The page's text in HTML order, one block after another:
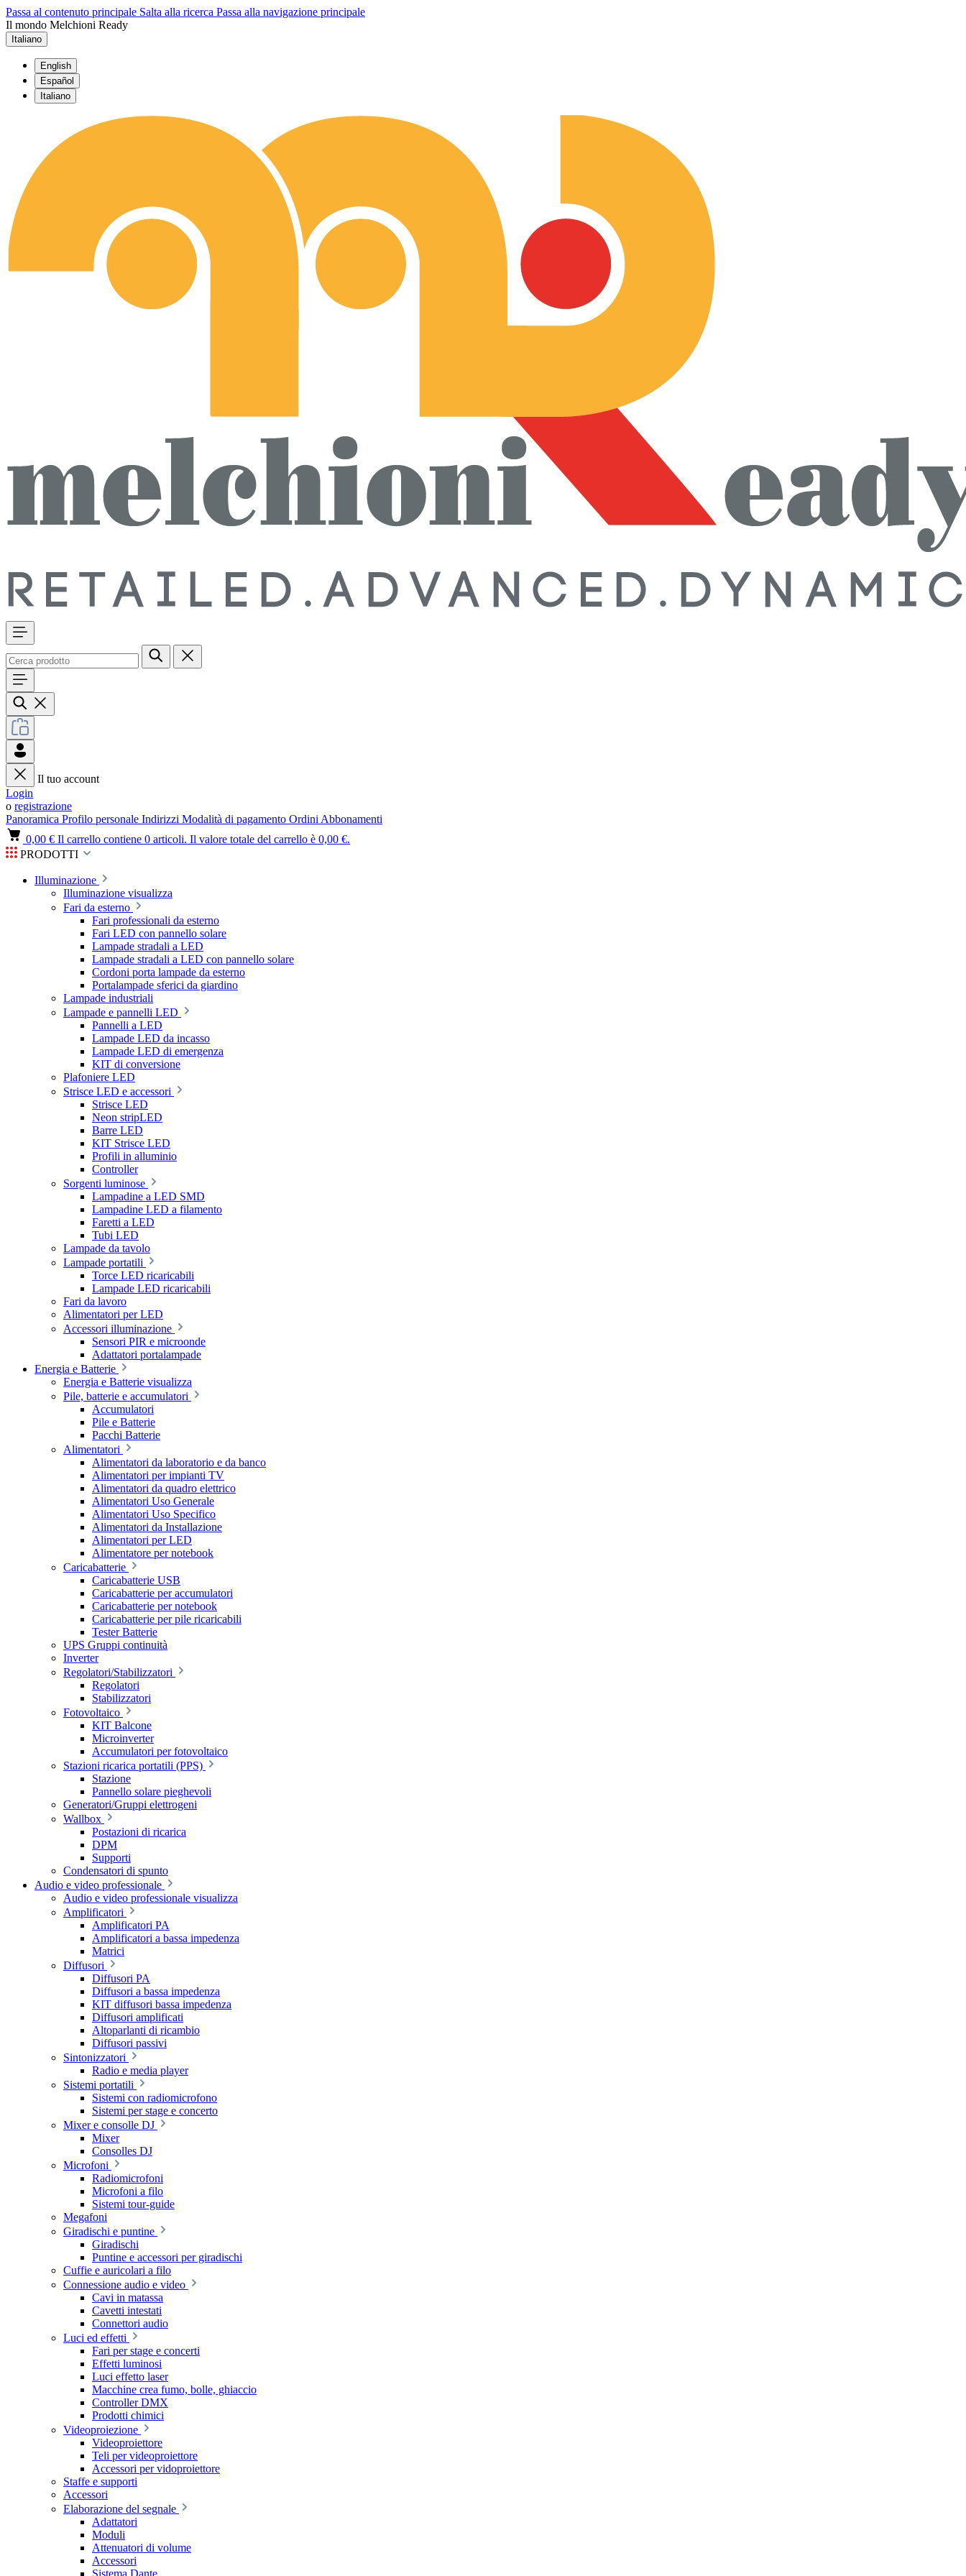
Passa al contenuto principale Salta alla ricerca Passa alla navigazione principale
Il mondo Melchioni Ready
Italiano
English
Español
Italiano
Il tuo account
Login
o registrazione
Panoramica Profilo personale Indirizzi Modalità di pagamento Ordini Abbonamenti
0,00 € Il carrello contiene 0 articoli. Il valore totale del carrello è 0,00 €.
PRODOTTI
Illuminazione
Illuminazione visualizza
Fari da esterno
Fari professionali da esterno
Fari LED con pannello solare
Lampade stradali a LED
Lampade stradali a LED con pannello solare
Cordoni porta lampade da esterno
Portalampade sferici da giardino
Lampade industriali
Lampade e pannelli LED
Pannelli a LED
Lampade LED da incasso
Lampade LED di emergenza
KIT di conversione
Plafoniere LED
Strisce LED e accessori
Strisce LED
Neon stripLED
Barre LED
KIT Strisce LED
Profili in alluminio
Controller
Sorgenti luminose
Lampadine a LED SMD
Lampadine LED a filamento
Faretti a LED
Tubi LED
Lampade da tavolo
Lampade portatili
Torce LED ricaricabili
Lampade LED ricaricabili
Fari da lavoro
Alimentatori per LED
Accessori illuminazione
Sensori PIR e microonde
Adattatori portalampade
Energia e Batterie
Energia e Batterie visualizza
Pile, batterie e accumulatori
Accumulatori
Pile e Batterie
Pacchi Batterie
Alimentatori
Alimentatori da laboratorio e da banco
Alimentatori per impianti TV
Alimentatori da quadro elettrico
Alimentatori Uso Generale
Alimentatori Uso Specifico
Alimentatori da Installazione
Alimentatori per LED
Alimentatore per notebook
Caricabatterie
Caricabatterie USB
Caricabatterie per accumulatori
Caricabatterie per notebook
Caricabatterie per pile ricaricabili
Tester Batterie
UPS Gruppi continuità
Inverter
Regolatori/Stabilizzatori
Regolatori
Stabilizzatori
Fotovoltaico
KIT Balcone
Microinverter
Accumulatori per fotovoltaico
Stazioni ricarica portatili (PPS)
Stazione
Pannello solare pieghevoli
Generatori/Gruppi elettrogeni
Wallbox
Postazioni di ricarica
DPM
Supporti
Condensatori di spunto
Audio e video professionale
Audio e video professionale visualizza
Amplificatori
Amplificatori PA
Amplificatori a bassa impedenza
Matrici
Diffusori
Diffusori PA
Diffusori a bassa impedenza
KIT diffusori bassa impedenza
Diffusori amplificati
Altoparlanti di ricambio
Diffusori passivi
Sintonizzatori
Radio e media player
Sistemi portatili
Sistemi con radiomicrofono
Sistemi per stage e concerto
Mixer e consolle DJ
Mixer
Consolles DJ
Microfoni
Radiomicrofoni
Microfoni a filo
Sistemi tour-guide
Megafoni
Giradischi e puntine
Giradischi
Puntine e accessori per giradischi
Cuffie e auricolari a filo
Connessione audio e video
Cavi in matassa
Cavetti intestati
Connettori audio
Luci ed effetti
Fari per stage e concerti
Effetti luminosi
Luci effetto laser
Macchine crea fumo, bolle, ghiaccio
Controller DMX
Prodotti chimici
Videoproiezione
Videoproiettore
Teli per videoproiettore
Accessori per vidoproiettore
Staffe e supporti
Accessori
Elaborazione del segnale
Adattatori
Moduli
Attenuatori di volume
Accessori
Sistema Dante